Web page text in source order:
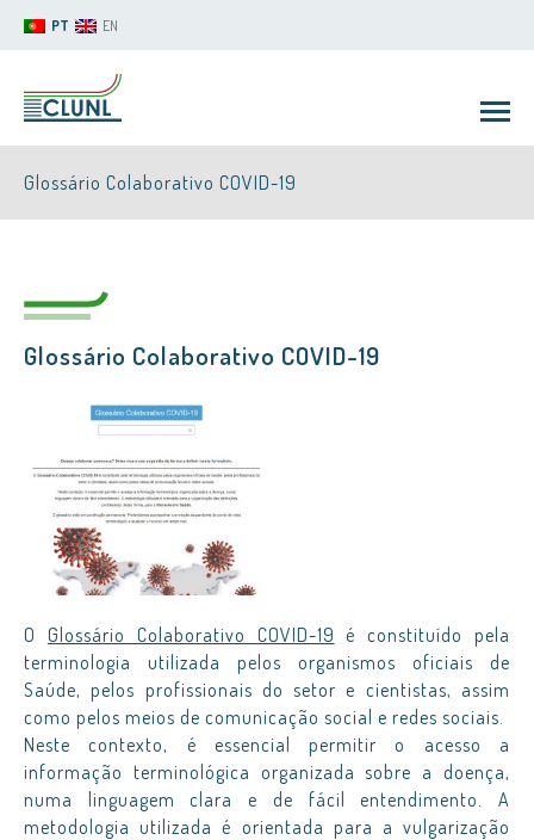
PT EN
CLUNL
Glossário Colaborativo COVID-19
Glossário Colaborativo COVID-19
O Glossário Colaborativo COVID-19 é constituído pela
terminologia utilizada pelos organismos oficiais de
Saúde, pelos profissionais do setor e cientistas, assim
como pelos meios de comunicação social e redes sociais.
Neste contexto, é essencial permitir o acesso a
informação terminológica organizada sobre a doença,
numa linguagem clara e de fácil entendimento. A
metodologia utilizada é orientada para a vulgarização